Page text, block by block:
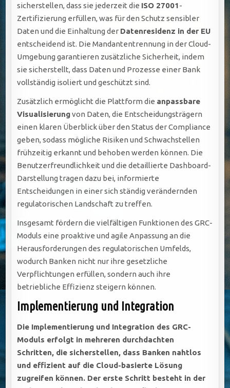
sicherstellen, dass sie jederzeit die ISO 27001-
Zertifizierung erfüllen, was für den Schutz sensibler
Daten und die Einhaltung der Datenresidenz in der EU
entscheidend ist. Die Mandantentrennung in der Cloud-
Umgebung garantieren zusätzliche Sicherheit, indem
sie sicherstellt, dass Daten und Prozesse einer Bank
vollständig isoliert und geschützt sind.
Zusätzlich ermöglicht die Plattform die anpassbare
Visualisierungvon Daten, die Entscheidungsträgern
einen klaren Überblick über den Status der Compliance
geben, sodass mögliche Risiken und Schwachstellen
frühzeitig erkannt und behoben werden können. Die
Benutzerfreundlichkeit und die detaillierte Dashboard-
Darstellung tragen dazu bei, informierte
Entscheidungen in einer sich ständig verändernden
regulatorischen Landschaft zu treffen.
Insgesamt fördern die vielfältigen Funktionen des GRC-
Moduls eine proaktive und agile Anpassung an die
Herausforderungen des regulatorischen Umfelds,
wodurch Banken nicht nur ihre gesetzliche
Verpflichtungen erfüllen, sondern auch ihre
betriebliche Effizienz steigern können.
Implementierung und Integration
Die Implementierung und Integration des GRC-
Moduls erfolgt in mehreren durchdachten
Schritten, die sicherstellen, dass Banken nahtlos
und effizient auf die Cloud-basierte Lösung
zugreifen können. Der erste Schritt besteht in der